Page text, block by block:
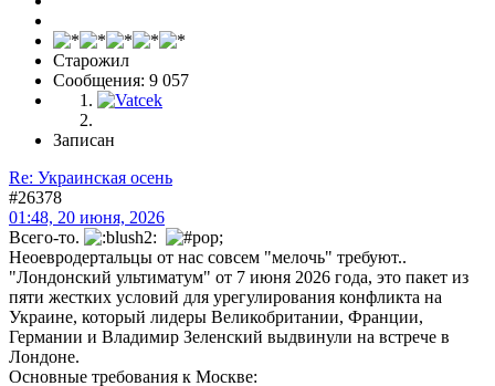
Старожил
Сообщения: 9 057
Записан
Re: Украинская осень
#26378
01:48, 20 июня, 2026
Всего-то.
Неоевродертальцы от нас совсем "мелочь" требуют..
"Лондонский ультиматум" от 7 июня 2026 года, это пакет из
пяти жестких условий для урегулирования конфликта на
Украине, который лидеры Великобритании, Франции,
Германии и Владимир Зеленский выдвинули на встрече в
Лондоне.
Основные требования к Москве: